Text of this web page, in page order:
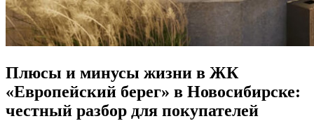
Плюсы и минусы жизни в ЖК
«Европейский берег» в Новосибирске:
честный разбор для покупателей